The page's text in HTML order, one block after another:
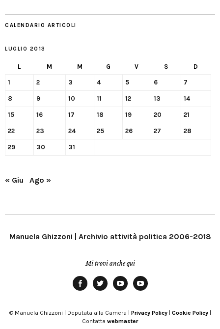
CALENDARIO ARTICOLI
LUGLIO 2013
L M M G V S D
1 2 3 4 5 6 7
8 9 10 11 12 13 14
15 16 17 18 19 20 21
22 23 24 25 26 27 28
29 30 31
« Giu Ago »
Manuela Ghizzoni | Archivio attività politica 2006-2018
Mi trovi anche qui
Modena
© Manuela Ghizzoni | Deputata alla Camera | Privacy Policy| Cookie Policy|
Contatta webmaster